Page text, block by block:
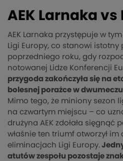
AEK Larnaka vs
AEK Larnaka przystępuje w
Ligi Europy, co stanowi
poprzedniego roku, gdy
notowanej Lidze Konferencji
przygoda zakończyła się na
bolesnej porażce w
Mimo tego, że miniony sezon
na czwartym miejscu – co
drużyna AEK zdołała sięgnąć
właśnie ten triumf otworzył im
eliminacjach Ligi Europy.
atutów zespołu pozostaje